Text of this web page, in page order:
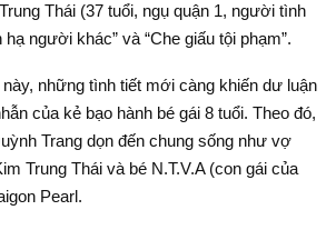
Thái (37 tuổi, ngụ quận 1, người tình
hạ người khác” và “Che giấu tội phạm”.
những tình tiết mới càng khiến dư luận
của kẻ bạo hành bé gái 8 tuổi. Theo đó,
Trang dọn đến chung sống như vợ
Trung Thái và bé N.T.V.A (con gái của
Pearl.